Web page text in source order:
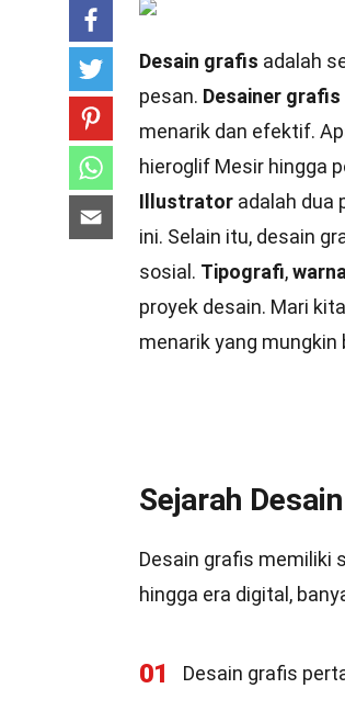
Desain grafis adalah
pesan. Desainer grafis
menarik dan efektif.
hieroglif Mesir hingga
Illustrator adalah dua
ini. Selain itu, desain
sosial. Tipografi,warna
proyek desain. Mari
menarik yang
Sejarah
Desain grafis memiliki
hingga era digital,
01 Desain grafis